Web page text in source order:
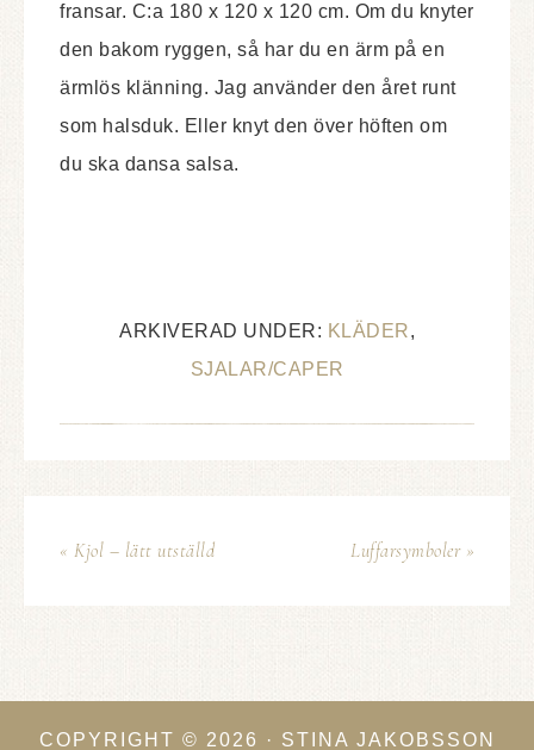
fransar. C:a 180 x 120 x 120 cm. Om du knyter
den bakom ryggen, så har du en ärm på en
ärmlös klänning. Jag använder den året runt
som halsduk. Eller knyt den över höften om
du ska dansa salsa.
ARKIVERAD UNDER: KLÄDER,
SJALAR/CAPER
« Kjol – lätt utställd Luffarsymboler »
COPYRIGHT © 2026 · STINA JAKOBSSON